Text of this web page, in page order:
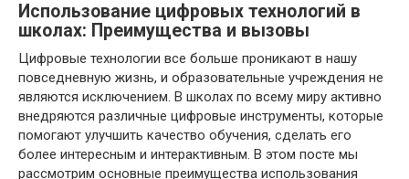
Использование цифровых технологий в
школах: Преимущества и вызовы
Цифровые технологии все больше проникают в нашу
повседневную жизнь, и образовательные учреждения не
являются исключением. В школах по всему миру активно
внедряются различные цифровые инструменты, которые
помогают улучшить качество обучения, сделать его
более интересным и интерактивным. В этом посте мы
рассмотрим основные преимущества использования